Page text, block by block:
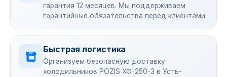
гарантия 12 месяцев. Мы поддерживаем
гарантийные обязательства перед клиентами.
Быстрая логистика
Организуем безопасную доставку
холодильников POZIS ХФ-250-3 в Усть-